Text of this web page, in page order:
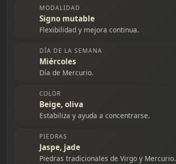
MODALIDAD
Signo mutable
Flexibilidad y mejora continua.
DÍA DE LA SEMANA
Miércoles
Día de Mercurio.
COLOR
Beige, oliva
Estabiliza y ayuda a concentrarse.
PIEDRAS
Jaspe, jade
Piedras tradicionales de Virgo y Mercurio.